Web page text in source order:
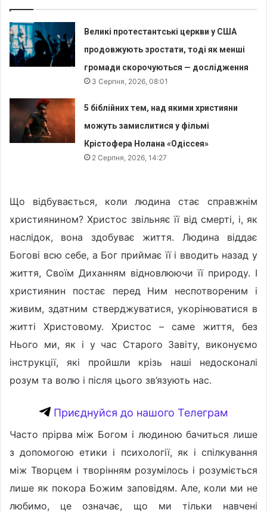
Великі протестантські церкви у США
продовжують зростати, тоді як менші
громади скорочуються — дослідження
3 Серпня, 2026, 08:01
5 біблійних тем, над якими християни
можуть замислитися у фільмі
Крістофера Нолана «Одіссея»
2 Серпня, 2026, 14:27
Що відбувається, коли людина стає справжнім
християнином? Христос звільняє її від смерті, і, як
наслідок, вона здобуває життя. Людина віддає
Богові всю себе, а Бог приймає її і вводить назад у
життя, Своїм Диханням відновлюючи її природу. І
християнин постає перед Ним неспотвореним і
живим, здатним стверджуватися, укорінюватися в
житті Христовому. Христос – саме життя, без
Нього ми, як і у час Старого Завіту, виконуємо
інструкції, які пройшли крізь наші недосконалі
розум та волю і після цього зв’язують нас.
Приєднуйся до нашого Телеграм
Часто прірва між Богом і людиною бачиться лише
з допомогою етики і психології, як і спілкування
між Творцем і творінням розумілось і розуміється
лише як покора Божим заповідям. Але, коли ми не
любимо, це означає, що ми тільки навчені